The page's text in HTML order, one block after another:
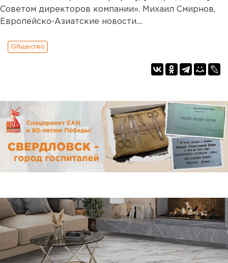
Советом директоров компании». Михаил Смирнов,
Европейско-Азиатские новости....
Общество